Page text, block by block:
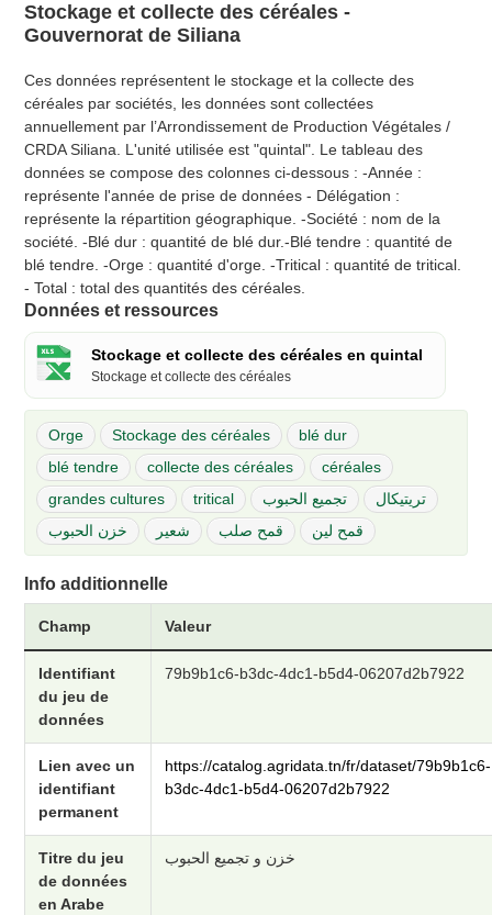
Stockage et collecte des céréales -
Gouvernorat de Siliana
Ces données représentent le stockage et la collecte des
céréales par sociétés, les données sont collectées
annuellement par l’Arrondissement de Production Végétales /
CRDA Siliana. L'unité utilisée est "quintal". Le tableau des
données se compose des colonnes ci-dessous : -Année :
représente l'année de prise de données - Délégation :
représente la répartition géographique. -Société : nom de la
société. -Blé dur : quantité de blé dur.-Blé tendre : quantité de
blé tendre. -Orge : quantité d'orge. -Tritical : quantité de tritical.
- Total : total des quantités des céréales.
Données et ressources
Stockage et collecte des céréales en quintal
Stockage et collecte des céréales
Orge Stockage des céréales
blé dur
blé tendre
collecte des céréales
céréales
grandes cultures
tritical تجميع الحبوب
تريتيكال
خزن الحبوب
شعير قمح صلب قمح لين
Info additionnelle
Champ Valeur
Identifiant
du jeu de
données
79b9b1c6-b3dc-4dc1-b5d4-06207d2b7922
Lien avec un
identifiant
permanent
https://catalog.agridata.tn/fr/dataset/79b9b1c6-
b3dc-4dc1-b5d4-06207d2b7922
Titre du jeu
de données
en Arabe
خزن و تجميع الحبوب